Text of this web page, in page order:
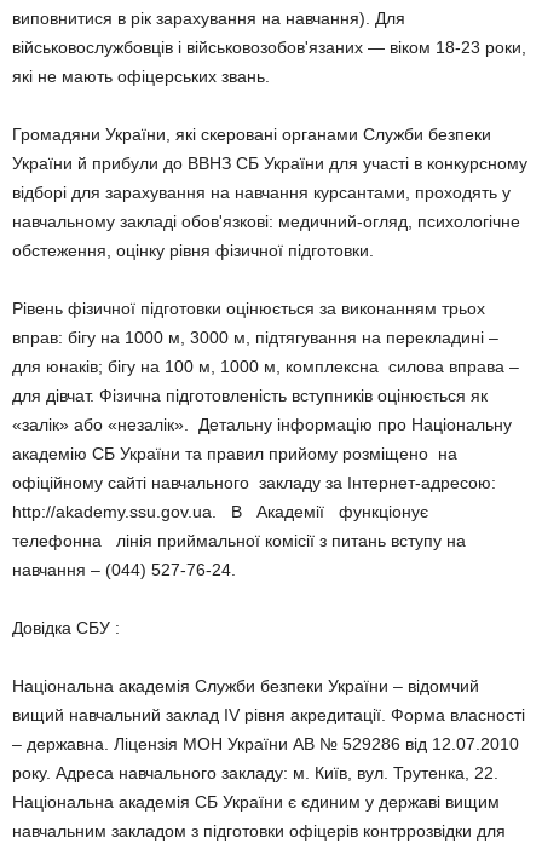
виповнитися в рік зарахування на навчання). Для
військовослужбовців і військовозобов'язаних — віком 18-23 роки,
які не мають офіцерських звань.
Громадяни України, які скеровані органами Служби безпеки
України й прибули до ВВНЗ СБ України для участі в конкурсному
відборі для зарахування на навчання курсантами, проходять у
навчальному закладі обов'язкові: медичний-огляд, психологічне
обстеження, оцінку рівня фізичної підготовки.
Рівень фізичної підготовки оцінюється за виконанням трьох
вправ: бігу на 1000 м, 3000 м, підтягування на перекладині –
для юнаків; бігу на 100 м, 1000 м, комплексна силова вправа –
для дівчат. Фізична підготовленість вступників оцінюється як
«залік» або «незалік». Детальну інформацію про Національну
академію СБ України та правил прийому розміщено на
офіційному сайті навчального закладу за Інтернет-адресою:
http://akademy.ssu.gov.ua. В Академії функціонує
телефонна лінія приймальної комісії з питань вступу на
навчання – (044) 527-76-24.
Довідка СБУ :
Національна академія Служби безпеки України – відомчий
вищий навчальний заклад IV рівня акредитації. Форма власності
– державна. Ліцензія МОН України АВ № 529286 від 12.07.2010
року. Адреса навчального закладу: м. Київ, вул. Трутенка, 22.
Національна академія СБ України є єдиним у державі вищим
навчальним закладом з підготовки офіцерів контррозвідки для